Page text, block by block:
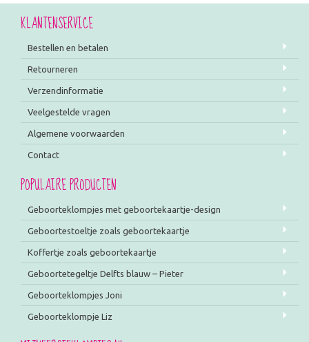
KLANTENSERVICE
Bestellen en betalen
Retourneren
Verzendinformatie
Veelgestelde vragen
Algemene voorwaarden
Contact
POPULAIRE PRODUCTEN
Geboorteklompjes met geboortekaartje-design
Geboortestoeltje zoals geboortekaartje
Koffertje zoals geboortekaartje
Geboortetegeltje Delfts blauw – Pieter
Geboorteklompjes Joni
Geboorteklompje Liz